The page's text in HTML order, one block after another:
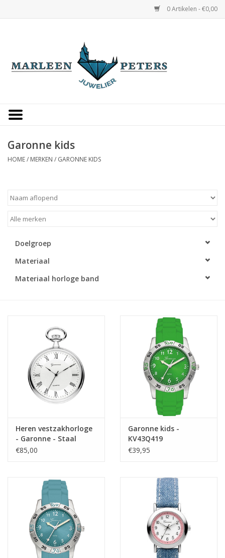
0 Artikelen - €0,00
Occasions
Overige
Merken
Cadeaukaarten
Garonne kids
HOME/ MERKEN / GARONNE KIDS
Doelgroep
Materiaal
Materiaal horloge band
Heren vestzakhorloge
- Garonne - Staal
€85,00
Garonne kids -
KV43Q419
€39,95